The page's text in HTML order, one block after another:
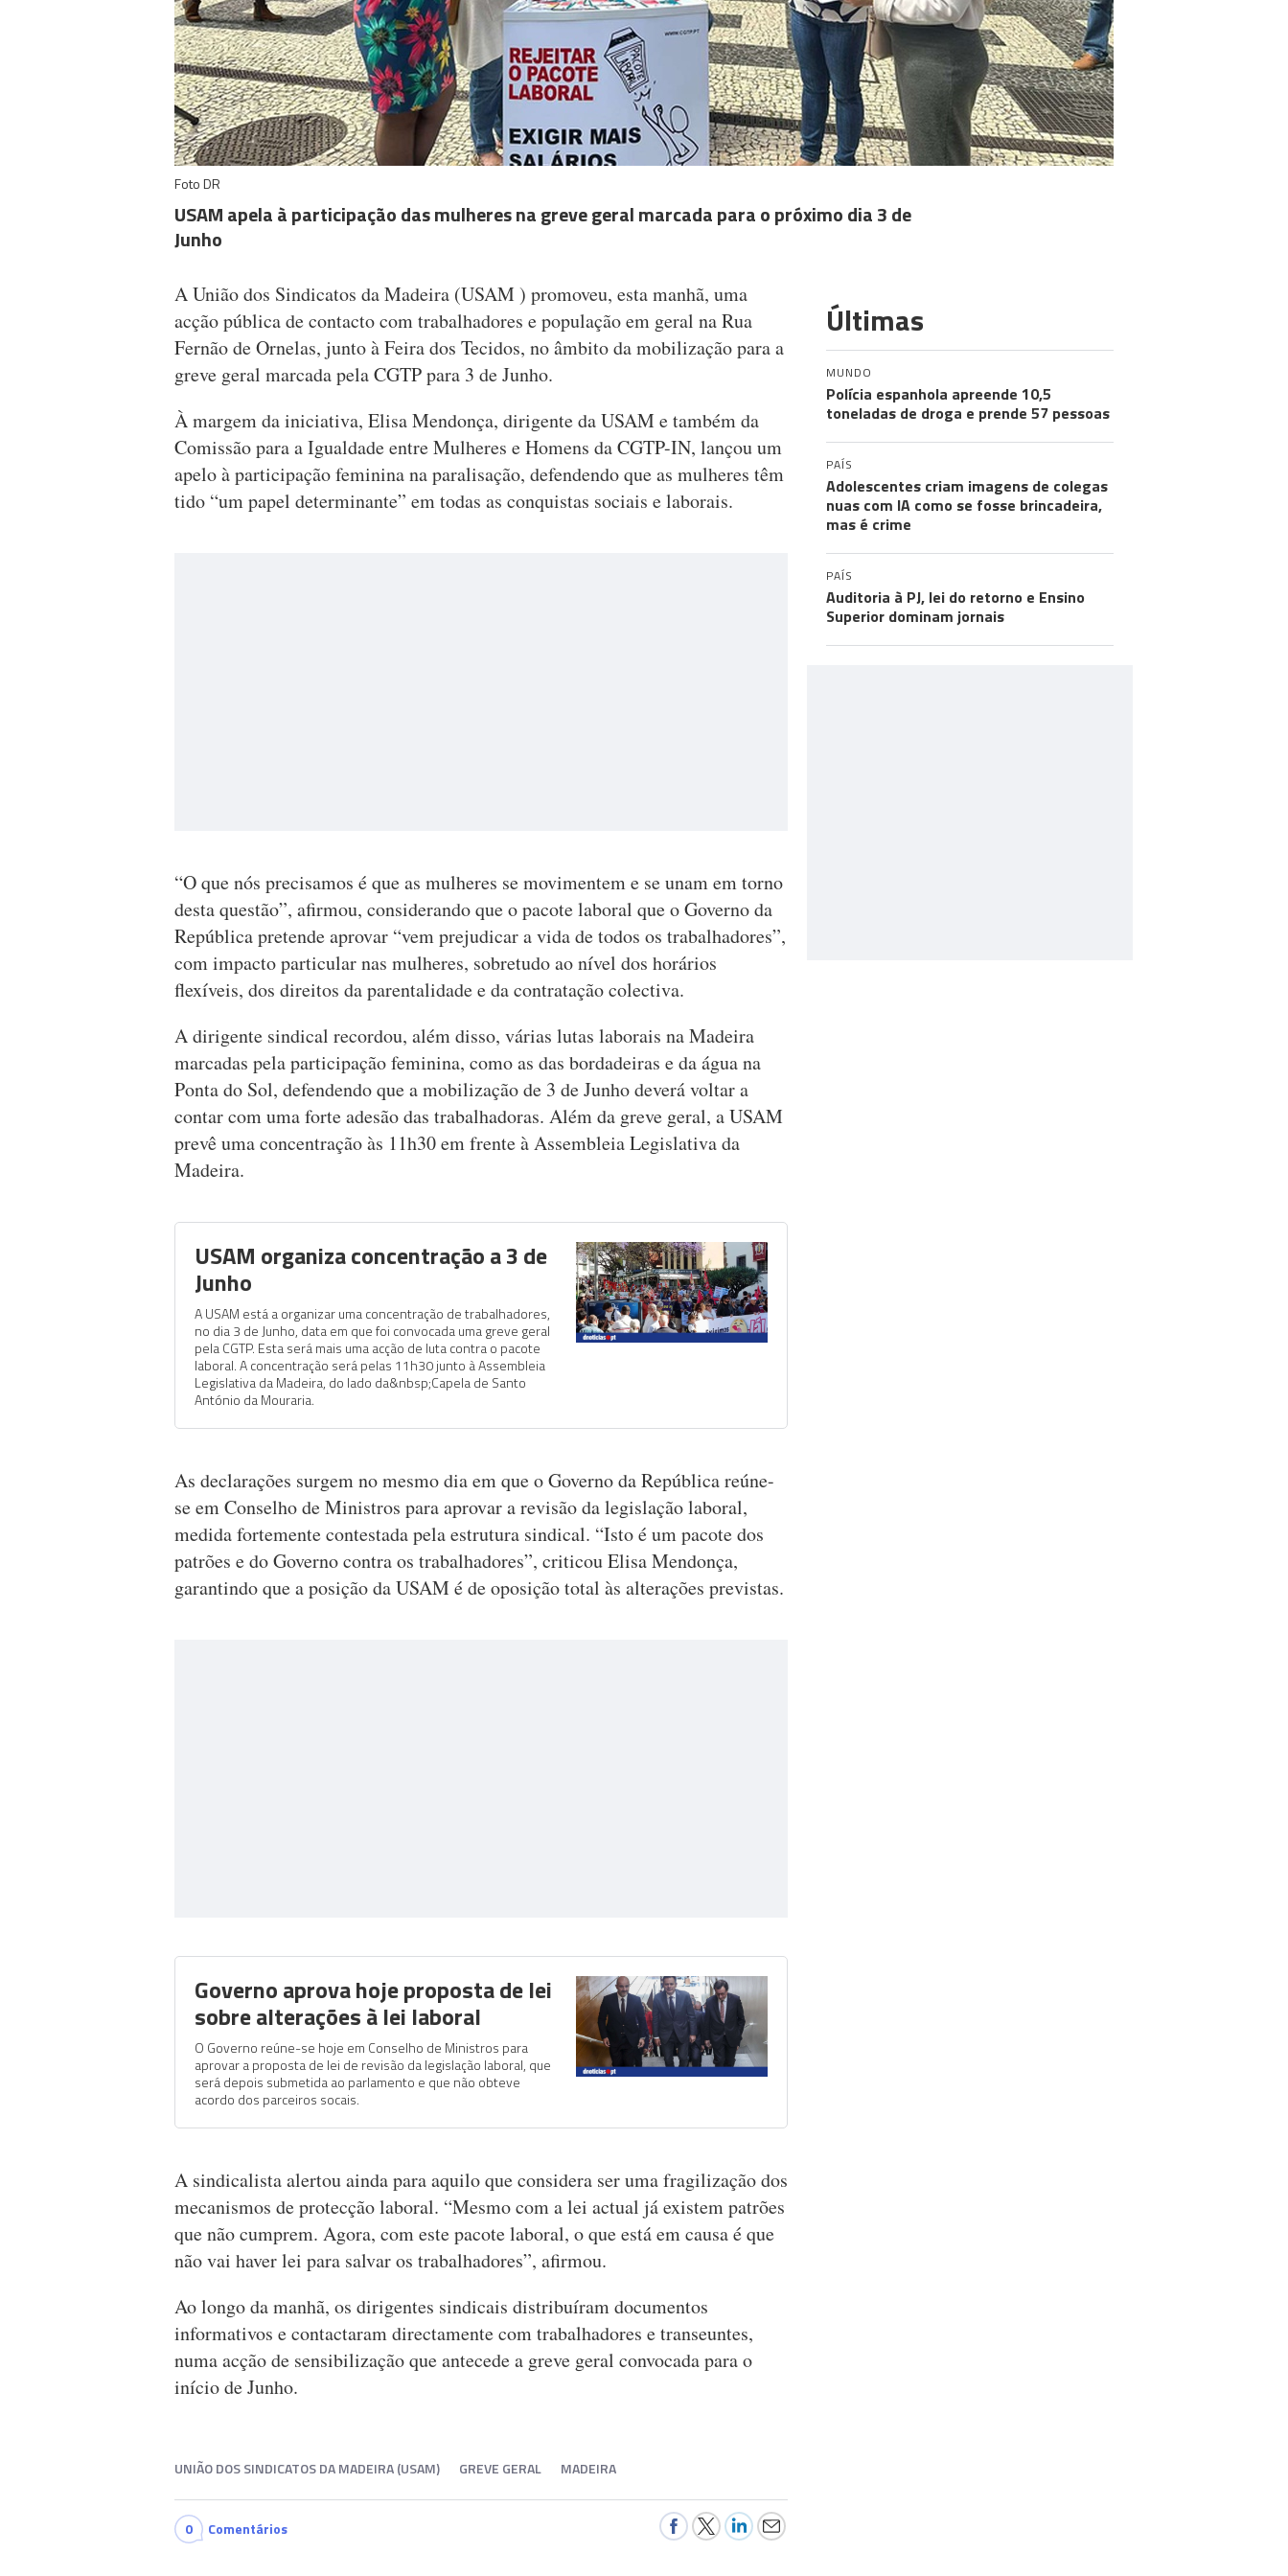
Foto DR
USAM apela à participação das mulheres na greve geral marcada para o próximo dia 3 de
Junho
A União dos Sindicatos da Madeira (USAM ) promoveu, esta manhã, uma
acção pública de contacto com trabalhadores e população em geral na Rua
Fernão de Ornelas, junto à Feira dos Tecidos, no âmbito da mobilização para a
greve geral marcada pela CGTP para 3 de Junho.
À margem da iniciativa, Elisa Mendonça, dirigente da USAM e também da
Comissão para a Igualdade entre Mulheres e Homens da CGTP-IN, lançou um
apelo à participação feminina na paralisação, defendendo que as mulheres têm
tido “um papel determinante” em todas as conquistas sociais e laborais.
“O que nós precisamos é que as mulheres se movimentem e se unam em torno
desta questão”, afirmou, considerando que o pacote laboral que o Governo da
República pretende aprovar “vem prejudicar a vida de todos os trabalhadores”,
com impacto particular nas mulheres, sobretudo ao nível dos horários
flexíveis, dos direitos da parentalidade e da contratação colectiva.
A dirigente sindical recordou, além disso, várias lutas laborais na Madeira
marcadas pela participação feminina, como as das bordadeiras e da água na
Ponta do Sol, defendendo que a mobilização de 3 de Junho deverá voltar a
contar com uma forte adesão das trabalhadoras. Além da greve geral, a USAM
prevê uma concentração às 11h30 em frente à Assembleia Legislativa da
Madeira.
USAM organiza concentração a 3 de
Junho
A USAM está a organizar uma concentração de trabalhadores,
no dia 3 de Junho, data em que foi convocada uma greve geral
pela CGTP. Esta será mais uma acção de luta contra o pacote
laboral. A concentração será pelas 11h30 junto à Assembleia
Legislativa da Madeira, do lado da&nbsp;Capela de Santo
António da Mouraria.
As declarações surgem no mesmo dia em que o Governo da República reúne-
se em Conselho de Ministros para aprovar a revisão da legislação laboral,
medida fortemente contestada pela estrutura sindical. “Isto é um pacote dos
patrões e do Governo contra os trabalhadores”, criticou Elisa Mendonça,
garantindo que a posição da USAM é de oposição total às alterações previstas.
Governo aprova hoje proposta de lei
sobre alterações à lei laboral
O Governo reúne-se hoje em Conselho de Ministros para
aprovar a proposta de lei de revisão da legislação laboral, que
será depois submetida ao parlamento e que não obteve
acordo dos parceiros socais.
A sindicalista alertou ainda para aquilo que considera ser uma fragilização dos
mecanismos de protecção laboral. “Mesmo com a lei actual já existem patrões
que não cumprem. Agora, com este pacote laboral, o que está em causa é que
não vai haver lei para salvar os trabalhadores”, afirmou.
Ao longo da manhã, os dirigentes sindicais distribuíram documentos
informativos e contactaram directamente com trabalhadores e transeuntes,
numa acção de sensibilização que antecede a greve geral convocada para o
início de Junho.
UNIÃO DOS SINDICATOS DA MADEIRA (USAM) GREVE GERAL MADEIRA
0 Comentários
Últimas
MUNDO
Polícia espanhola apreende 10,5
toneladas de droga e prende 57 pessoas
PAÍS
Adolescentes criam imagens de colegas
nuas com IA como se fosse brincadeira,
mas é crime
PAÍS
Auditoria à PJ, lei do retorno e Ensino
Superior dominam jornais